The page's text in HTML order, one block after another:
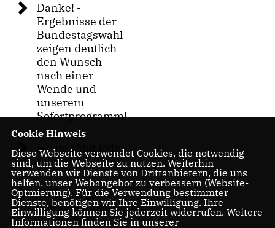
Danke! -
Ergebnisse der
Bundestagswahl
zeigen deutlich
den Wunsch
nach einer
Wende und
unserem
Sofortprogramm!
Heute zählt jede
Stimme!
Einladung zur
gemeinsamen
Beobachtung
Cookie Hinweis
Diese Webseite verwendet Cookies, die notwendig
sind, um die Webseite zu nutzen. Weiterhin
verwenden wir Dienste von Drittanbietern, die uns
helfen, unser Webangebot zu verbessern (Website-
Optmierung). Für die Verwendung bestimmter
Dienste, benötigen wir Ihre Einwilligung. Ihre
Einwilligung können Sie jederzeit widerrufen. Weitere
Informationen finden Sie in unserer